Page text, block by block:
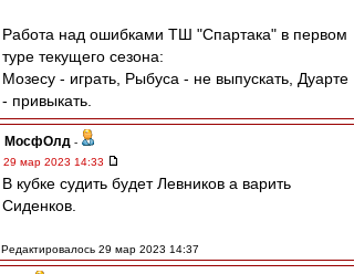
Работа над ошибками ТШ "Спартака" в первом
туре текущего сезона:
Мозесу - играть, Рыбуса - не выпускать, Дуарте
- привыкать.
МосфОлд -
29 мар 2023 14:33
В кубке судить будет Левников а варить
Сиденков.
Редактировалось 29 мар 2023 14:37